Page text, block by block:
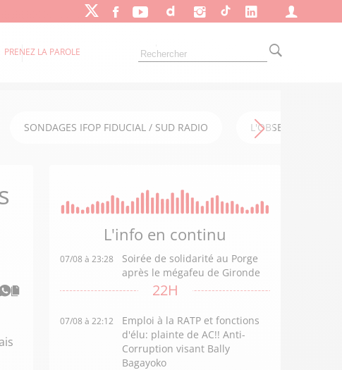
PRENEZ LA PAROLE
SONDAGES IFOP FIDUCIAL / SUD RADIO L'OBSERVATOIRE
L'info en continu
07/08 à 23:28
Soirée de solidarité au Porge
après le mégafeu de Gironde
22H
07/08 à 22:12
Emploi à la RATP et fonctions
d'élu: plainte de AC!! Anti-
Corruption visant Bally
Bagayoko